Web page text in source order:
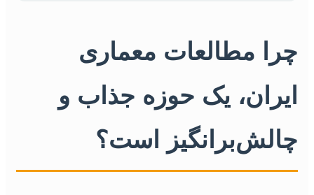
چرا مطالعات معماری
ایران، یک حوزه جذاب و
چالش‌برانگیز است؟